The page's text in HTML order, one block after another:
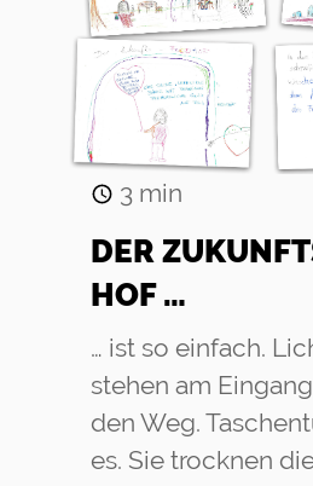
3 min
DER
HOF …
… ist so einfach.
stehen am
den Weg.
es. Sie trocknen